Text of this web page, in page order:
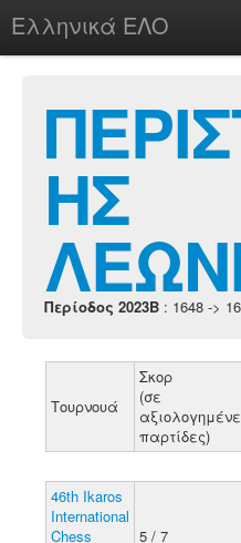
Ελληνικά ΕΛΟ
chesstu.be @ discord
LoginΗΣ
Περίοδος 2023B : 1648 ->
Τουρνουά
Σκορ
(σε
παρτίδες)
46th Ikaros
International
Chess
5 / 7